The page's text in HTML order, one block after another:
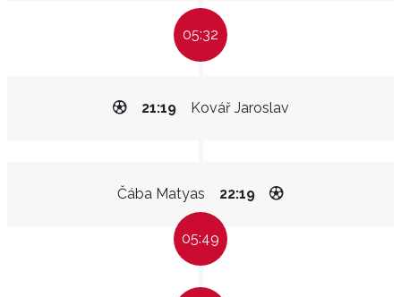
05:32
Kovář Jaroslav
21:19
Čába Matyas 22:19
05:49